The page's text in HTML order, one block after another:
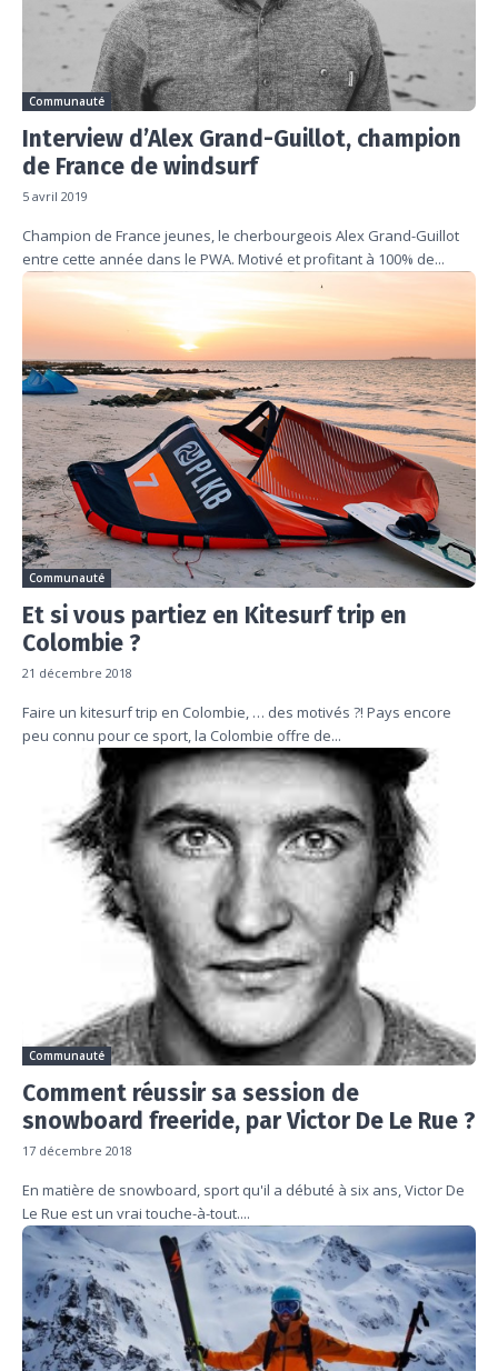
Communauté
Interview d’Alex Grand-Guillot, champion
de France de windsurf
5 avril 2019
Champion de France jeunes, le cherbourgeois Alex Grand-Guillot
entre cette année dans le PWA. Motivé et profitant à 100% de...
Communauté
Et si vous partiez en Kitesurf trip en
Colombie ?
21 décembre 2018
Faire un kitesurf trip en Colombie, … des motivés ?! Pays encore
peu connu pour ce sport, la Colombie offre de...
Communauté
Comment réussir sa session de
snowboard freeride, par Victor De Le Rue ?
17 décembre 2018
En matière de snowboard, sport qu'il a débuté à six ans, Victor De
Le Rue est un vrai touche-à-tout....